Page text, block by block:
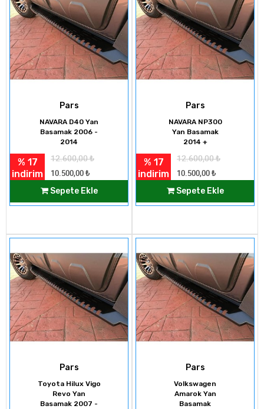
Pars
NAVARA D40 Yan
Basamak 2006 -
2014
% 17
indirim
12.600,00₺
10.500,00 ₺
Sepete Ekle
Pars
NAVARA NP300
Yan Basamak
2014 +
% 17
indirim
12.600,00₺
10.500,00 ₺
Sepete Ekle
Pars
Toyota Hilux Vigo
Revo Yan
Basamak 2007 -
Pars
Volkswagen
Amarok Yan
Basamak